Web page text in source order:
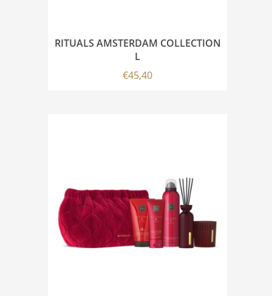
RITUALS AMSTERDAM COLLECTION
L
€45,40